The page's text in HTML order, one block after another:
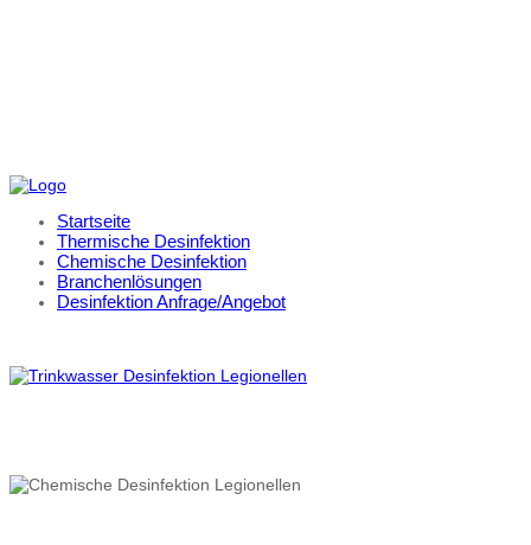
Startseite
Thermische Desinfektion
Chemische Desinfektion
Branchenlösungen
Desinfektion Anfrage/Angebot